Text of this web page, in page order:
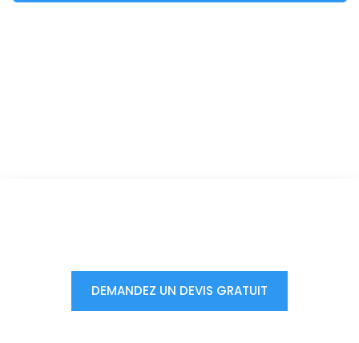
DEMANDEZ UN DEVIS GRATUIT